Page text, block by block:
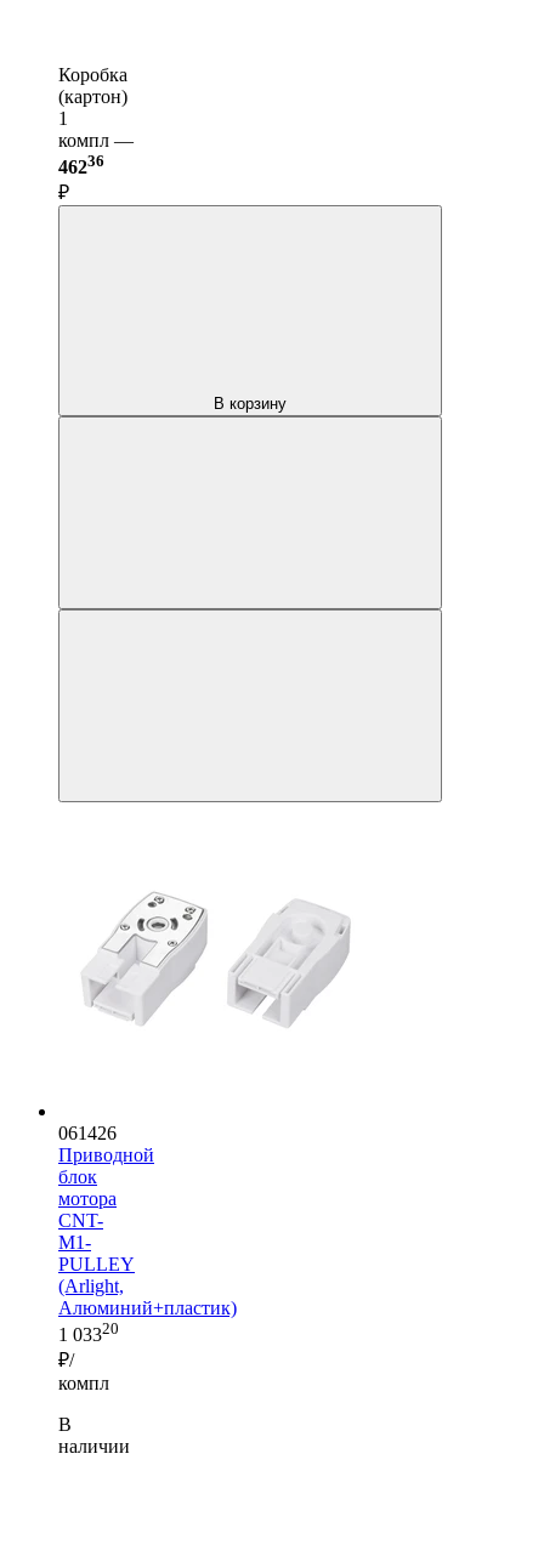
Коробка
(картон)
1
компл —
46236
₽
В корзину
061426
Приводной
блок
мотора
CNT-
M1-
PULLEY
(Arlight,
Алюминий+пластик)
1 03320
₽/
компл
В
наличии